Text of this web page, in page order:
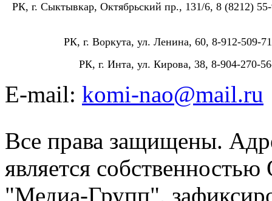
РК, г. Сыктывкар, Октябрьский пр., 131/6, 8 (8212)
РК, г. Воркута, ул. Ленина, 60, 8-912-509-
РК, г. Инта, ул. Кирова, 38, 8-904-270-
E-mail: komi-nao@mail.ru
Все права защищены.
является
"Медиа-Групп",